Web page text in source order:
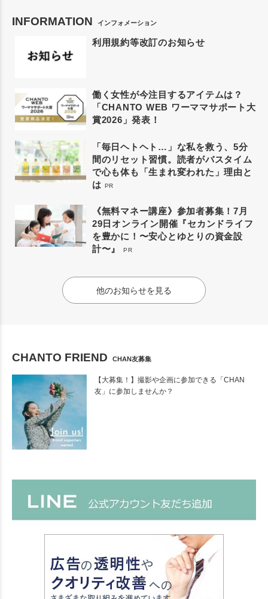
INFORMATION インフォメーション
利用規約等改訂のお知らせ
働く女性が今注目するアイテムは？
「CHANTO WEB ワーママサポート大
賞2026」発表！
「毎日ヘトヘト…」な私を救う、5分
間のリセット習慣。読者がバスタイム
で心も体も「生まれ変われた」理由と
は PR
《無料マネー講座》参加者募集！7月
29日オンライン開催『セカンドライフ
を豊かに！〜安心とゆとりの資金設
計〜』
PR
他のお知らせを見る
CHANTO FRIEND CHAN友募集
【大募集！】撮影や企画に参加できる「CHAN
友」に参加しませんか？